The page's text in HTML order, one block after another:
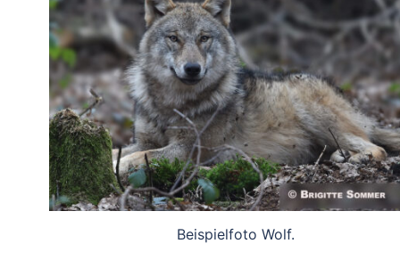
Beispielfoto Wolf.